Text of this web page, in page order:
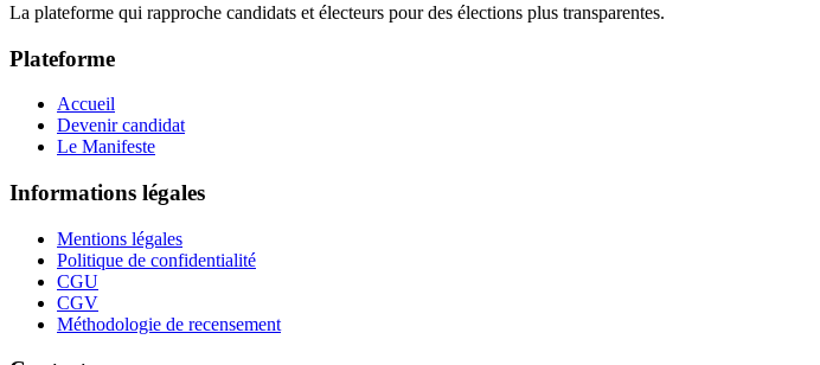
La plateforme qui rapproche candidats et électeurs pour des élections plus transparentes.
Plateforme
Accueil
Devenir candidat
Le Manifeste
Informations légales
Mentions légales
Politique de confidentialité
CGU
CGV
Méthodologie de recensement